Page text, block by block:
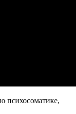
психосоматике,